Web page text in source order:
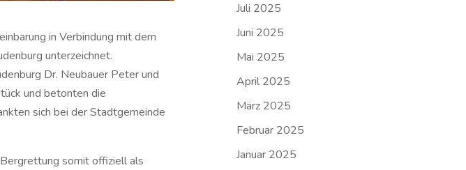
in Verbindung mit dem
unterzeichnet.
Dr. Neubauer Peter und
und betonten die
sich bei der Stadtgemeinde
somit offiziell als
Juli 2025
Juni 2025
Mai 2025
April 2025
März 2025
Februar 2025
Januar 2025